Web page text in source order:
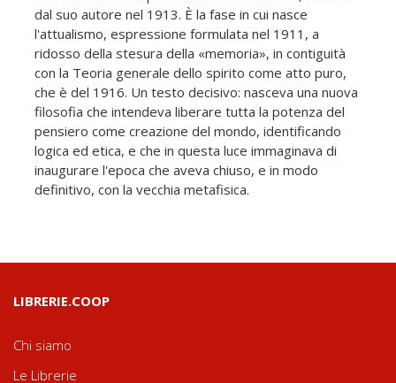
dal suo autore nel 1913. È la fase in cui nasce
l'attualismo, espressione formulata nel 1911, a
ridosso della stesura della «memoria», in contiguità
con la Teoria generale dello spirito come atto puro,
che è del 1916. Un testo decisivo: nasceva una nuova
filosofia che intendeva liberare tutta la potenza del
pensiero come creazione del mondo, identificando
logica ed etica, e che in questa luce immaginava di
inaugurare l'epoca che aveva chiuso, e in modo
definitivo, con la vecchia metafisica.
LIBRERIE.COOP
Chi siamo
Le Librerie